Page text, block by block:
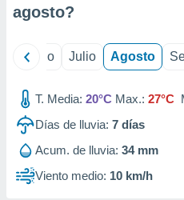
agosto?
Junio Julio Agosto
T. Media: 20°C Max.: 27°C
Días de lluvia: 7 días
Acum. de lluvia: 34 mm
Viento medio: 10 km/h